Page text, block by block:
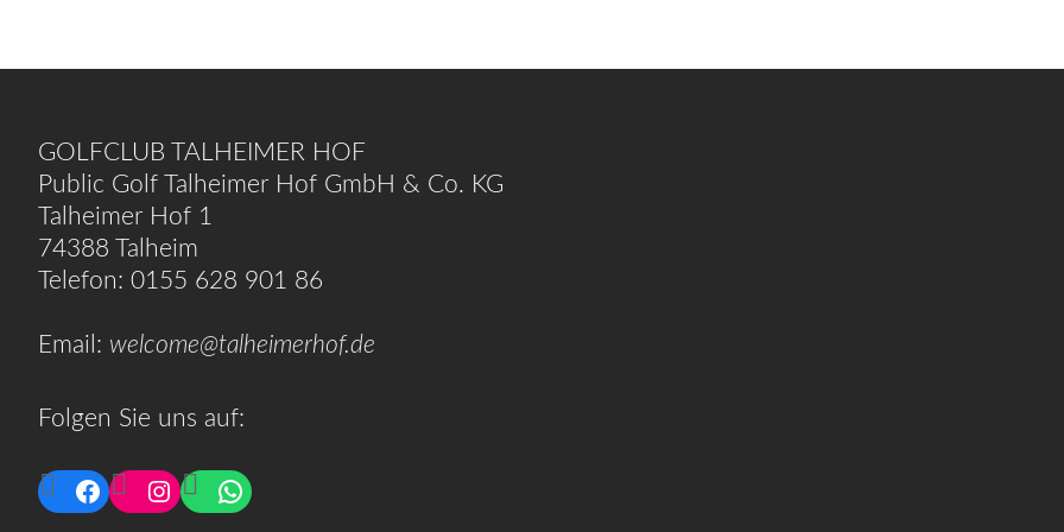
GOLFCLUB TALHEIMER HOF
Public Golf Talheimer Hof GmbH & Co. KG
Talheimer Hof 1
74388 Talheim
Telefon: 0155 628 901 86
Email: welcome@talheimerhof.de
Folgen Sie uns auf:
FacebookInstagramWhatsApp